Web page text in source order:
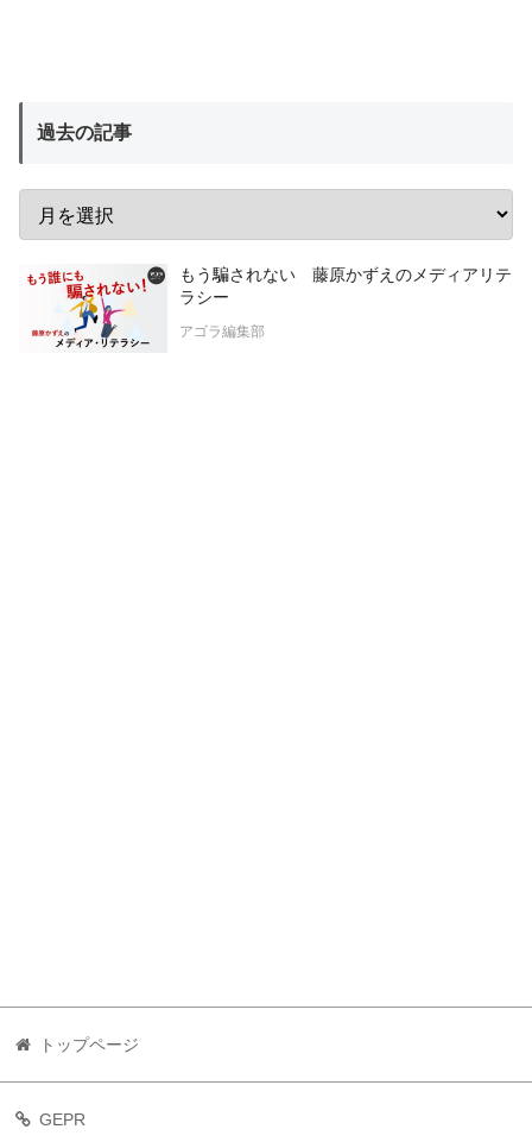
過去の記事
もう騙されない 藤原かずえのメディアリテ
ラシー
アゴラ編集部
トップページ
GEPR